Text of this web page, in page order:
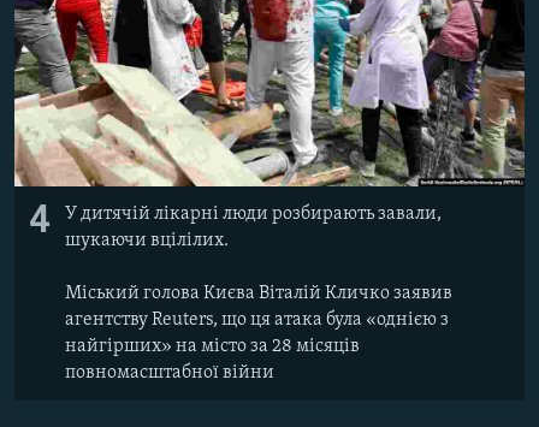
4
У дитячій лікарні люди розбирають завали,
шукаючи вцілілих.
Міський голова Києва Віталій Кличко заявив
агентству Reuters, що ця атака була «однією з
найгірших» на місто за 28 місяців
повномасштабної війни